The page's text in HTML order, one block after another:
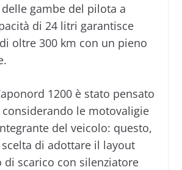
gambe del pilota a
di 24 litri garantisce
oltre 300 km con un pieno
1200 è stato pensato
le motovaligie
del veicolo: questo,
di adottare il layout
di scarico con silenziatore